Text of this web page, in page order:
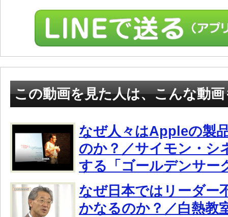
この動画を見た人は、こんな動
なぜ人々はAppleの製
のか？／サイモン・シ
する「ゴールデンサー
なぜ日本ではリーダー
かなるのか？／白熱教